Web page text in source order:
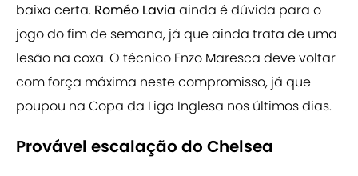
baixa certa. Roméo Lavia ainda é dúvida para o
jogo do fim de semana, já que ainda trata de uma
lesão na coxa. O técnico Enzo Maresca deve voltar
com força máxima neste compromisso, já que
poupou na Copa da Liga Inglesa nos últimos dias.
Provável escalação do Chelsea